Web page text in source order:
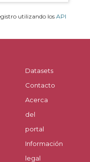
utilizando los API
Datasets
Contacto
Acerca
del
portal
Información
legal